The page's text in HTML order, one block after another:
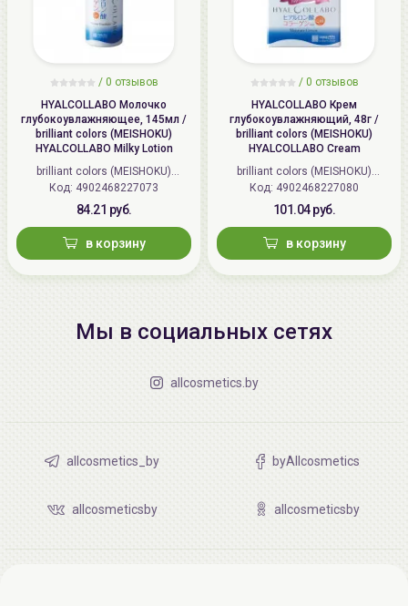
/ 0 отзывов
HYALCOLLABO Молочко
глубокоувлажняющее, 145мл /
brilliant colors (MEISHOKU)
HYALCOLLABO Milky Lotion
brilliant colors (MEISHOKU)
(Япония)
Код: 4902468227073
84.21 руб.
в корзину
/ 0 отзывов
HYALCOLLABO Крем
глубокоувлажняющий, 48г /
brilliant colors (MEISHOKU)
HYALCOLLABO Cream
brilliant colors (MEISHOKU)
(Япония)
Код: 4902468227080
101.04 руб.
в корзину
Мы в социальных сетях
allcosmetics.by
allcosmetics_by byAllcosmetics
allcosmeticsby allcosmeticsby